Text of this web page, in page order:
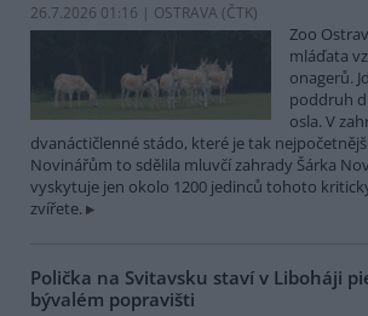
26.7.2026 01:16 | OSTRAVA (ČTK)
Zoo
mláďata
onagerů.
poddruh
osla. V
dvanáctičlenné stádo, které je tak
Novinářům to sdělila mluvčí zahrady Šárka
vyskytuje jen okolo 1200 jedinců tohoto
zvířete.
Polička na Svitavsku staví v Liboháji
bývalém popravišti